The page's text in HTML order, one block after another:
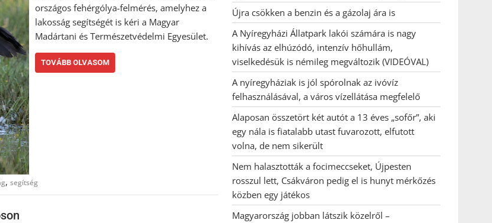
országos fehérgólya-felmérés, amelyhez a
lakosság segítségét is kéri a Magyar
Madártani és Természetvédelmi Egyesület.
TOVÁBB OLVASOM
, segítség
Újra csökken a benzin és a gázolaj ára is
A Nyíregyházi Állatpark lakói számára is nagy
kihívás az elhúzódó, intenzív hőhullám,
viselkedésük is némileg megváltozik (VIDEÓVAL)
A nyíregyháziak is jól spórolnak az ivóvíz
felhasználásával, a város vízellátása megfelelő
Alaposan összetört két autót a 13 éves „sofőr”, aki
egy nála is fiatalabb utast fuvarozott, elfutott
volna, de nem sikerült
Nem halasztották a focimeccseket, Újpesten
rosszul lett, Csákváron pedig el is hunyt mérkőzés
közben egy játékos
Magyarország jobban látszik közelről –